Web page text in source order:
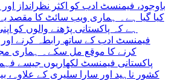
باوجود، فیمنسٹ ادب کو اکثر نظرانداز اور
کیا گیا ہے۔ ہماری ویب سائٹ کا مقصد یہ
ہے کہ پاکستانی پڑھنے والوں کو
فیمنسٹ ادب کے ساتھ رابطہ کرنے اور
کرنے کا موقع مل سکے۔ ہماری
پاکستانی فیمنسٹ لکھاریوں جیسے
کشور ناہید اور سارا سلیری کے علاوہ،